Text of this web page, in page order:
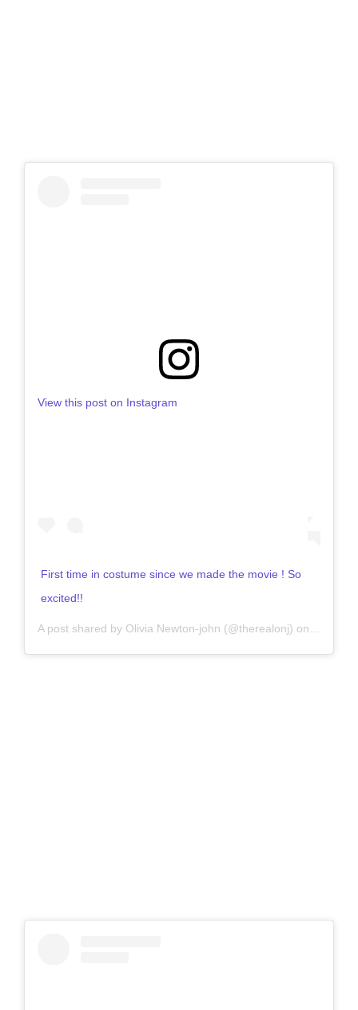
View this post on Instagram
First time in costume since we made the movie ! So
excited!!